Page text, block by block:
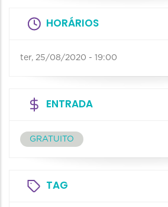
HORÁRIOS
ter, 25/08/2020 - 19:00
ENTRADA
GRATUITO
TAG